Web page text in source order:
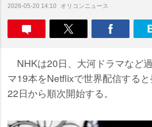
2026-05-20 14:10 オリコンニュース
NHKは20日、大河ドラマなど
マ19本をNetflixで世界配信する
22日から順次開始する。